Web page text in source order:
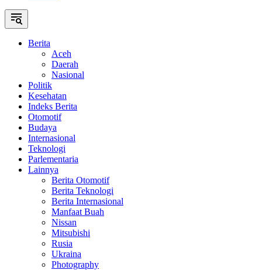
Berita
Aceh
Daerah
Nasional
Politik
Kesehatan
Indeks Berita
Otomotif
Budaya
Internasional
Teknologi
Parlementaria
Lainnya
Berita Otomotif
Berita Teknologi
Berita Internasional
Manfaat Buah
Nissan
Mitsubishi
Rusia
Ukraina
Photography